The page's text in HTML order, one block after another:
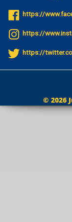
https://
https://
https://
© 2026